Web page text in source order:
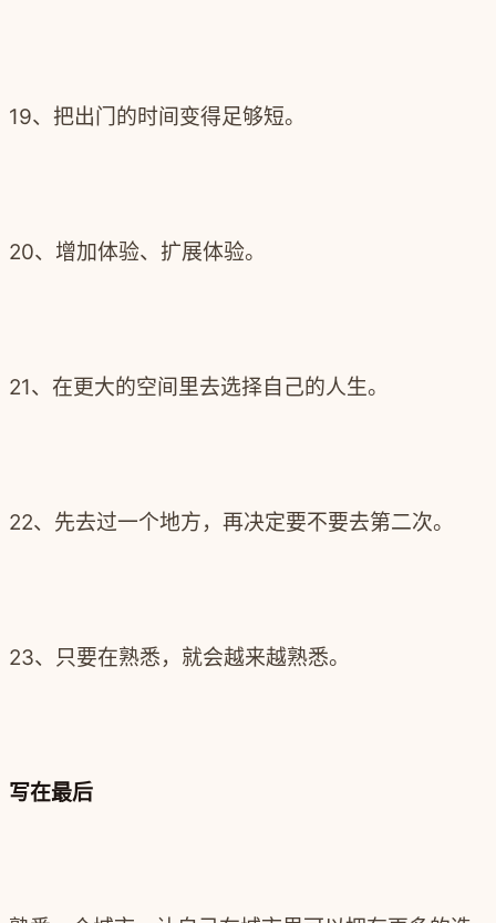
19、把出门的时间变得足够短。
20、增加体验、扩展体验。
21、在更大的空间里去选择自己的人生。
22、先去过一个地方，再决定要不要去第二次。
23、只要在熟悉，就会越来越熟悉。
写在最后